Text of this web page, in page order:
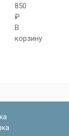
850
₽
В
корзину